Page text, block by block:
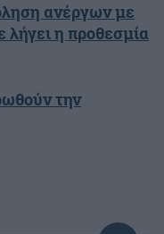
ανέργων με
λήγει η προθεσμία
την